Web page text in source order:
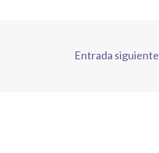
Entrada siguiente